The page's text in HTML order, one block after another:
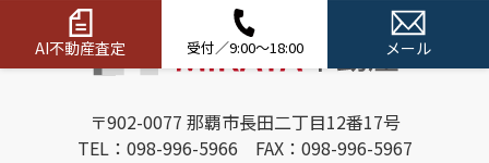
AI不動産査定 受付／9:00～18:00 メール
〒902-0077 那覇市長田二丁目12番17号
TEL：098-996-5966 FAX：098-996-5967